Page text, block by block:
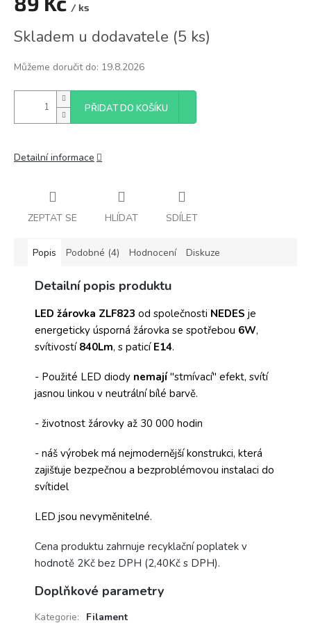
/ ks
cena:
Skladem u dodavatele (5 ks)
Můžeme doručit do: 19.8.2026
PŘIDAT DO KOŠÍKU
Detailní informace
ZEPTAT SE HLÍDAT SDÍLET
Popis Podobné (4) Hodnocení Diskuze
Detailní popis produktu
LED žárovka ZLF823 od společnosti NEDES je
energeticky úsporná žárovka se spotřebou 6W,
svítivostí840Lm, s paticí E14.
- Použité LED diody nemají"stmívací" efekt, svítí
jasnou linkou v neutrální bílé barvě.
- životnost žárovky až 30 000 hodin
- náš výrobek má nejmodernější konstrukci, která
zajišťuje bezpečnou a bezproblémovou instalaci do
svítidel
LED jsou nevyměnitelné.
Cena produktu zahrnuje recyklační poplatek v
hodnotě 2Kč bez DPH (2,40Kč s DPH).
Doplňkové parametry
Kategorie: Filament